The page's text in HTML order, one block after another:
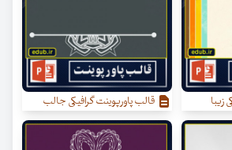
زیبا قالب پاورپوینت گرافیکی جالب